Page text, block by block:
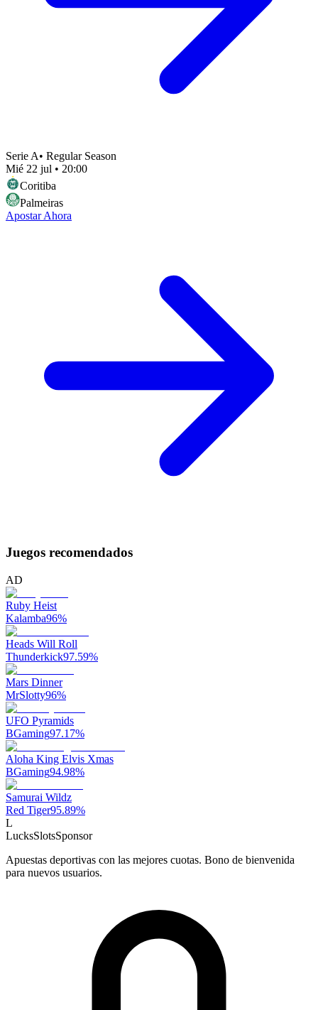
Serie A• Regular Season
Mié 22 jul • 20:00
Coritiba
Palmeiras
Apostar Ahora
Juegos recomendados
AD
Ruby Heist
Kalamba96%
Heads Will Roll
Thunderkick97.59%
Mars Dinner
MrSlotty96%
UFO Pyramids
BGaming97.17%
Aloha King Elvis Xmas
BGaming94.98%
Samurai Wildz
Red Tiger95.89%
L
LucksSlotsSponsor
Apuestas deportivas con las mejores cuotas. Bono de bienvenida
para nuevos usuarios.